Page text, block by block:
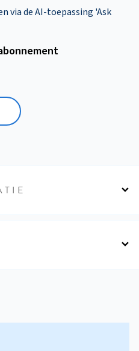
via de AI-toepassing 'Ask